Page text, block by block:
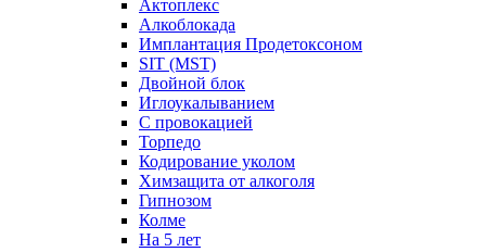
Актоплекс
Алкоблокада
Имплантация Продетоксоном
SIT (MST)
Двойной блок
Иглоукалыванием
С провокацией
Торпедо
Кодирование уколом
Химзащита от алкоголя
Гипнозом
Колме
На 5 лет